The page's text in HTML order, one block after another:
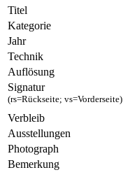
Titel
Kategorie
Jahr
Technik
Auflösung
Signatur
(rs=Rückseite; vs=Vorderseite)
Verbleib
Ausstellungen
Photograph
Bemerkung